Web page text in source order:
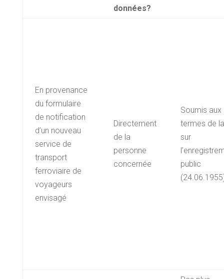
données?
En provenance
du formulaire
de notification
d’un nouveau
service de
transport
ferroviaire de
voyageurs
envisagé
Directement
de la
personne
concernée
Soumis aux
termes de
sur
public